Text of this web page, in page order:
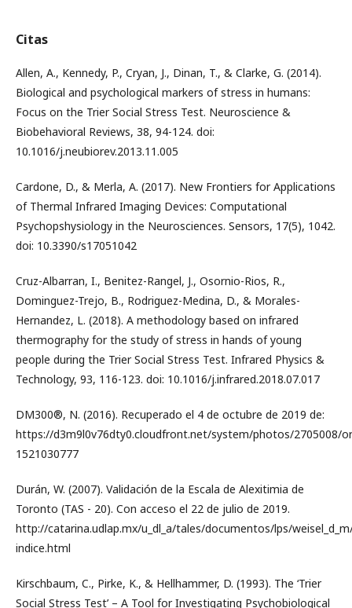
Citas
Allen, A., Kennedy, P., Cryan, J., Dinan, T., & Clarke, G. (2014).
Biological and psychological markers of stress in humans:
Focus on the Trier Social Stress Test. Neuroscience &
Biobehavioral Reviews, 38, 94-124. doi:
10.1016/j.neubiorev.2013.11.005
Cardone, D., & Merla, A. (2017). New Frontiers for Applications
of Thermal Infrared Imaging Devices: Computational
Psychopshysiology in the Neurosciences. Sensors, 17(5), 1042.
doi: 10.3390/s17051042
Cruz-Albarran, I., Benitez-Rangel, J., Osornio-Rios, R.,
Dominguez-Trejo, B., Rodriguez-Medina, D., & Morales-
Hernandez, L. (2018). A methodology based on infrared
thermography for the study of stress in hands of young
people during the Trier Social Stress Test. Infrared Physics &
Technology, 93, 116-123. doi: 10.1016/j.infrared.2018.07.017
DM300®, N. (2016). Recuperado el 4 de octubre de 2019 de:
https://d3m9l0v76dty0.cloudfront.net/system/photos/2705008/
1521030777
Durán, W. (2007). Validación de la Escala de Alexitimia de
Toronto (TAS - 20). Con acceso el 22 de julio de 2019.
http://catarina.udlap.mx/u_dl_a/tales/documentos/lps/
indice.html
Kirschbaum, C., Pirke, K., & Hellhammer, D. (1993). The ‘Trier
Social Stress Test’ – A Tool for Investigating Psychobiological